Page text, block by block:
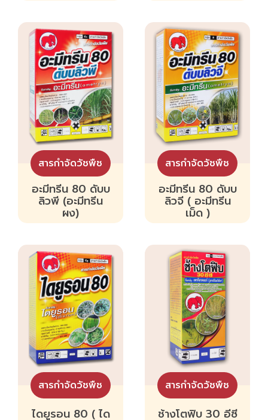
สารกำจัดวัชพืช
อะมีทรีน 80 ดับบ
ลิวพี (อะมีทรีน
ผง)
สารกำจัดวัชพืช
อะมีทรีน 80 ดับบ
ลิวจี ( อะมีทรีน
เม็ด )
สารกำจัดวัชพืช
ไดยูรอน 80 ( ได
สารกำจัดวัชพืช
ช้างโตฟิบ 30 อีซี